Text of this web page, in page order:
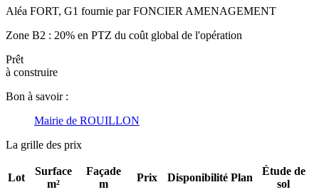
Aléa FORT, G1 fournie par FONCIER AMENAGEMENT
Zone B2 : 20% en PTZ du coût global de l'opération
Prêt
à construire
Bon à savoir :
Mairie de ROUILLON
La grille des prix
Lot
Surface
m²
Façade
m
Prix Disponibilité Plan
Étude de
sol